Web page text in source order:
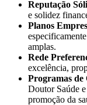
Reputação
e solidez
Planos
amplas.
Rede
excelência,
Programas de
Doutor Saúde
promoção da